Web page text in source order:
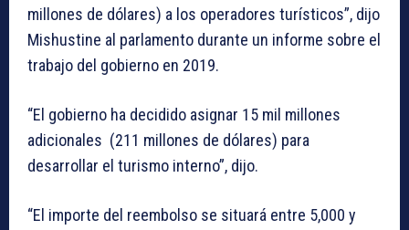
millones de dólares) a los operadores turísticos”, dijo
Mishustine al parlamento durante un informe sobre el
trabajo del gobierno en 2019.
“El gobierno ha decidido asignar 15 mil millones
adicionales (211 millones de dólares) para
desarrollar el turismo interno”, dijo.
“El importe del reembolso se situará entre 5,000 y